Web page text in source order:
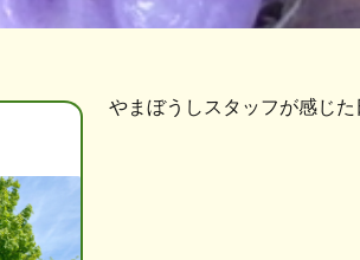
やまぼうしスタッフが感じ